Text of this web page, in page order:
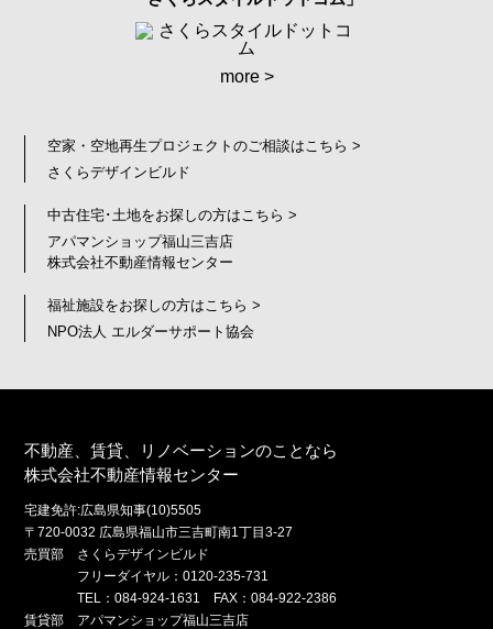
more >
空家・空地再生プロジェクトのご相談はこちら >
さくらデザインビルド
中古住宅･土地をお探しの方はこちら >
アパマンショップ福山三吉店
株式会社不動産情報センター
福祉施設をお探しの方はこちら >
NPO法人 エルダーサポート協会
不動産、賃貸、リノベーションのことなら
株式会社不動産情報センター
宅建免許:広島県知事(10)5505
〒720-0032 広島県福山市三吉町南1丁目3-27
売買部 さくらデザインビルド
フリーダイヤル：0120-235-731
TEL：084-924-1631 FAX：084-922-2386
賃貸部 アパマンショップ福山三吉店